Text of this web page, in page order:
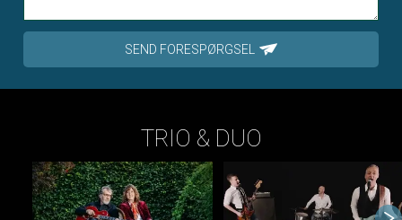
SEND FORESPØRGSEL
TRIO & DUO